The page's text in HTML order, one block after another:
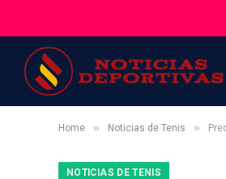
Home » Noticias de Tenis »
NOTICIAS DE TENIS